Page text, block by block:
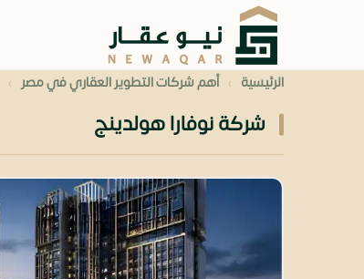
الرئيسية › أهم شركات التطوير العقاري في مصر ›
شركة نوفارا هولدينج